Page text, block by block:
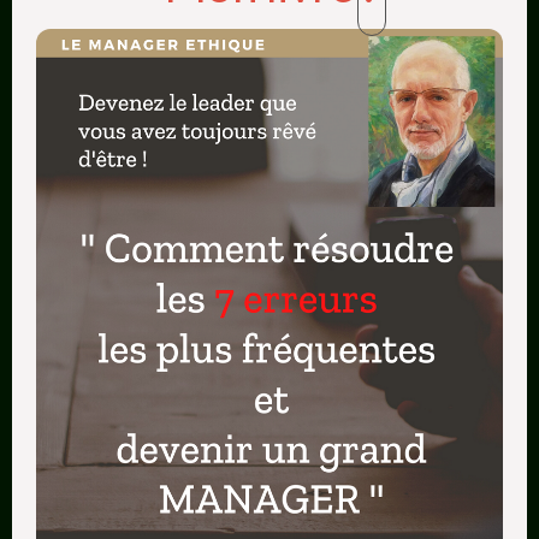
“La définition de la folie, c’est de refaire
toujours la même chose, et d’attendre
des résultats différents.” – Albert
Einstein
Si vous suivez les conseils de Christian Junod et
que vous décidez d’apprendre de vos
rapprocher de vos objectifs. Après, la question
est la suivante : quel prix êtes-vous prêt à payer
pour atteindre vos objectifs ?
Jeff Carlotti, auteur du blog Ma carrière en main
***